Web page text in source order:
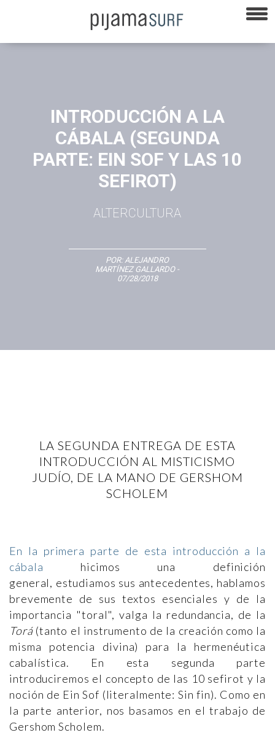
INTRODUCCIÓN A LA
CÁBALA (SEGUNDA
PARTE: EIN SOF Y LAS 10
SEFIROT)
ALTERCULTURA
POR: ALEJANDRO
MARTÍNEZ GALLARDO-
07/28/2018
LA SEGUNDA ENTREGA DE ESTA
INTRODUCCIÓN AL MISTICISMO
JUDÍO, DE LA MANO DE GERSHOM
SCHOLEM
En la primera parte de esta introducción a la
cábala hicimos una definición
general, estudiamos sus antecedentes, hablamos
brevemente de sus textos esenciales y de la
importancia "toral", valga la redundancia, de la
Torá(tanto el instrumento de la creación como la
misma potencia divina) para la hermenéutica
cabalística. En esta segunda parte
introduciremos el concepto de las 10 sefirot y la
noción de Ein Sof (literalmente: Sin fin). Como en
la parte anterior, nos basamos en el trabajo de
Gershom Scholem.